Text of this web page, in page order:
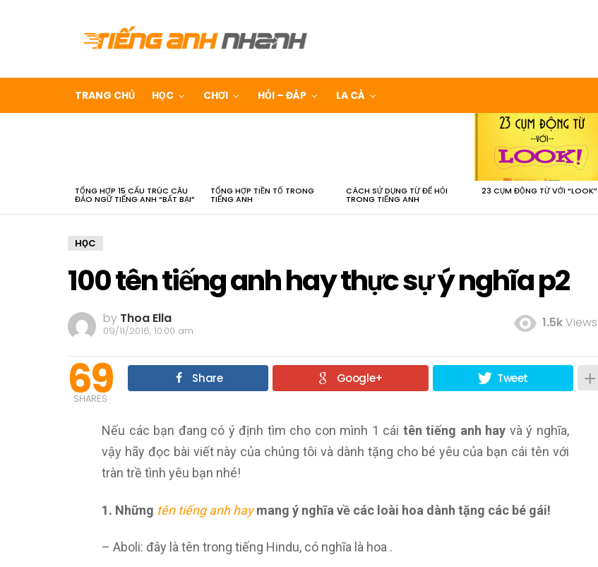
TRANG CHỦ HỌC CHƠI HỎI – ĐÁP LA CÀ
TỔNG HỢP 15 CẤU TRÚC CÂU
ĐẢO NGỮ TIẾNG ANH “BẤT BẠI”
TỔNG HỢP TIỀN TỐ TRONG
TIẾNG ANH
CÁCH SỬ DỤNG TỪ ĐỂ HỎI
TRONG TIẾNG ANH
23 CỤM ĐỘNG TỪ VỚI “LOOK”
HỌC
100 tên tiếng anh hay thực sự ý nghĩa p2
by Thoa Ella
09/11/2016, 10:00 am
1.5kViews
69
SHARES
Share Google+ Tweet
Nếu các bạn đang có ý định tìm cho con mình 1 cái tên tiếng anh hay và ý nghĩa,
vậy hãy đọc bài viết này của chúng tôi và dành tặng cho bé yêu của bạn cái tên với
tràn trề tình yêu bạn nhé!
1. Những tên tiếng anh haymang ý nghĩa về các loài hoa dành tặng các bé gái!
– Aboli: đây là tên trong tiếng Hindu, có nghĩa là hoa .